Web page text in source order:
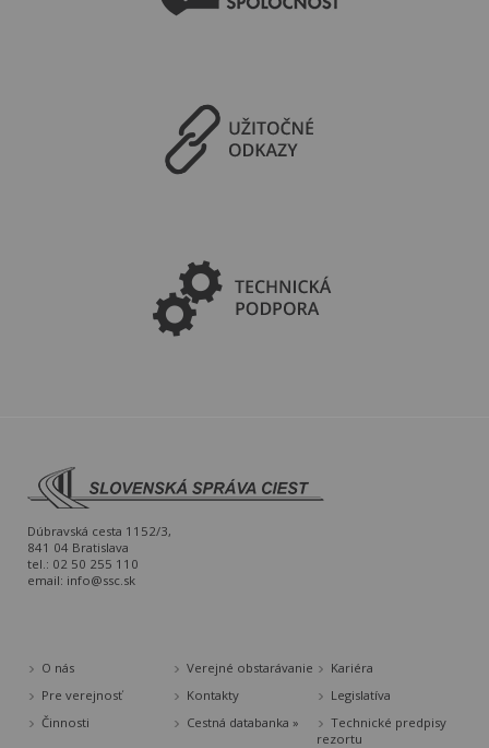
Dúbravská cesta 1152/3,
841 04 Bratislava
tel.: 02 50 255 110
email: info@ssc.sk
O nás Verejné obstarávanie
Kariéra
Pre verejnosť
Kontakty
Legislatíva
Činnosti
Cestná databanka »
Technické predpisy
rezortu